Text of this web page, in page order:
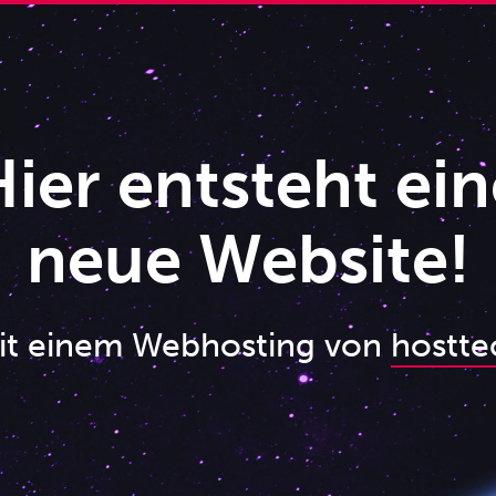
entsteht
neue Website!
einem Webhosting von